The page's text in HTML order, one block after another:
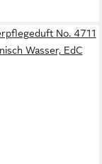
No. 4711
Wasser, EdC